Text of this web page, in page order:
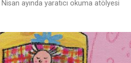
ayında yaratıcı okuma atölyesi